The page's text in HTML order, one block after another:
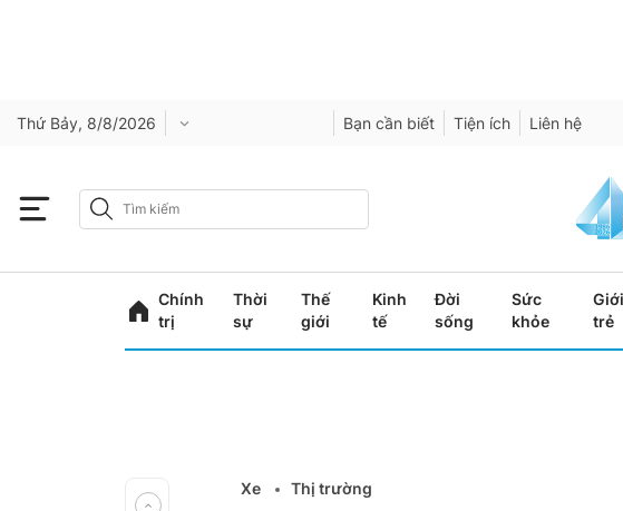
Thứ Bảy, 8/8/2026 Bạn cần biết Tiện ích Liên hệ
Chính
trị
Thời
sự
Thế
giới
Kinh
tế
Đời
sống
Sức
khỏe
Giới
trẻ
Xe Thị trường